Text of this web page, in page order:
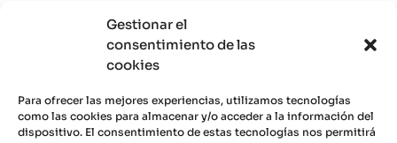
Gestionar el
consentimiento de las
cookies
Para ofrecer las mejores experiencias, utilizamos tecnologías
como las cookies para almacenar y/o acceder a la información del
dispositivo. El consentimiento de estas tecnologías nos permitirá
despacho@ortizyasociados.es
Enlaces de interés
Noticias Jurídicas